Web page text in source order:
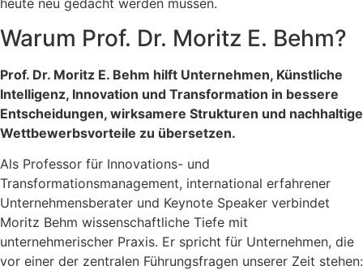
heute neu gedacht werden müssen.
Warum Prof. Dr. Moritz E. Behm?
Prof. Dr. Moritz E. Behm hilft Unternehmen, Künstliche
Intelligenz, Innovation und Transformation in bessere
Entscheidungen, wirksamere Strukturen und nachhaltige
Wettbewerbsvorteile zu übersetzen.
Als Professor für Innovations- und
Transformationsmanagement, international erfahrener
Unternehmensberater und Keynote Speaker verbindet
Moritz Behm wissenschaftliche Tiefe mit
unternehmerischer Praxis. Er spricht für Unternehmen, die
vor einer der zentralen Führungsfragen unserer Zeit stehen: